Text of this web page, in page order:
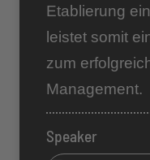
Etablierung
leistet somit
zum
Management.
Speaker